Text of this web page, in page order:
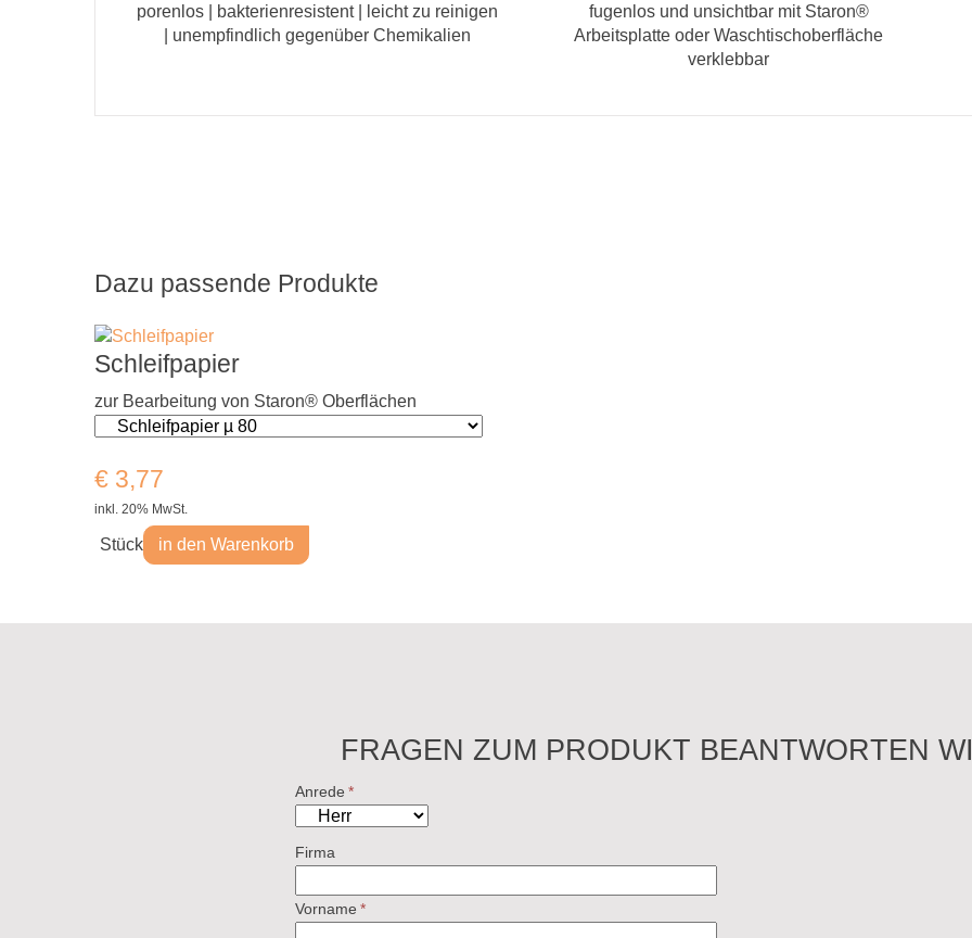
porenlos | bakterienresistent | leicht zu reinigen
| unempfindlich gegenüber Chemikalien
fugenlos und unsichtbar mit Staron®
Arbeitsplatte oder Waschtischoberfläche
verklebbar
Dazu passende Produkte
Schleifpapier
zur Bearbeitung von Staron® Oberflächen
€ 3,77
inkl. 20% MwSt.
Stück in den Warenkorb
FRAGEN ZUM PRODUKT BEANTWORTEN
Anrede *
Firma
Vorname *